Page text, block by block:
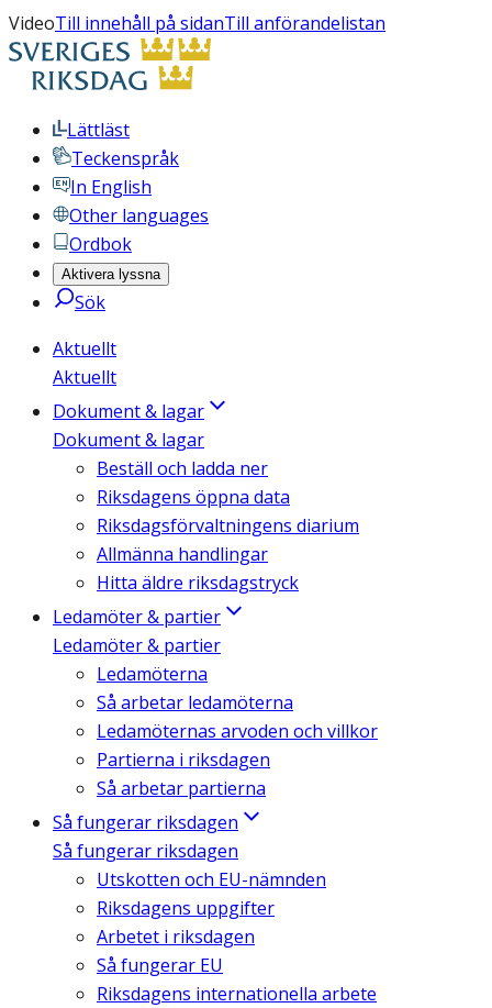
VideoTill innehåll på sidanTill anförandelistan
Lättläst
Teckenspråk
In English
Other languages
Ordbok
Aktivera lyssna
Sök
Aktuellt
Aktuellt
Dokument & lagar
Dokument & lagar
Beställ och ladda ner
Riksdagens öppna data
Riksdagsförvaltningens diarium
Allmänna handlingar
Hitta äldre riksdagstryck
Ledamöter & partier
Ledamöter & partier
Ledamöterna
Så arbetar ledamöterna
Ledamöternas arvoden och villkor
Partierna i riksdagen
Så arbetar partierna
Så fungerar riksdagen
Så fungerar riksdagen
Utskotten och EU-nämnden
Riksdagens uppgifter
Arbetet i riksdagen
Så fungerar EU
Riksdagens internationella arbete